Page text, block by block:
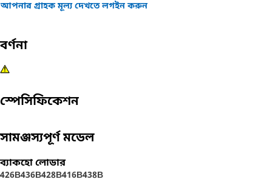
আপনার গ্রাহক মূল্য দেখতে লগইন করুন
বর্ণনা
স্পেসিফিকেশন
সামঞ্জস্যপূর্ণ মডেল
ব্যাকহো লোডার
426B436B428B416B438B